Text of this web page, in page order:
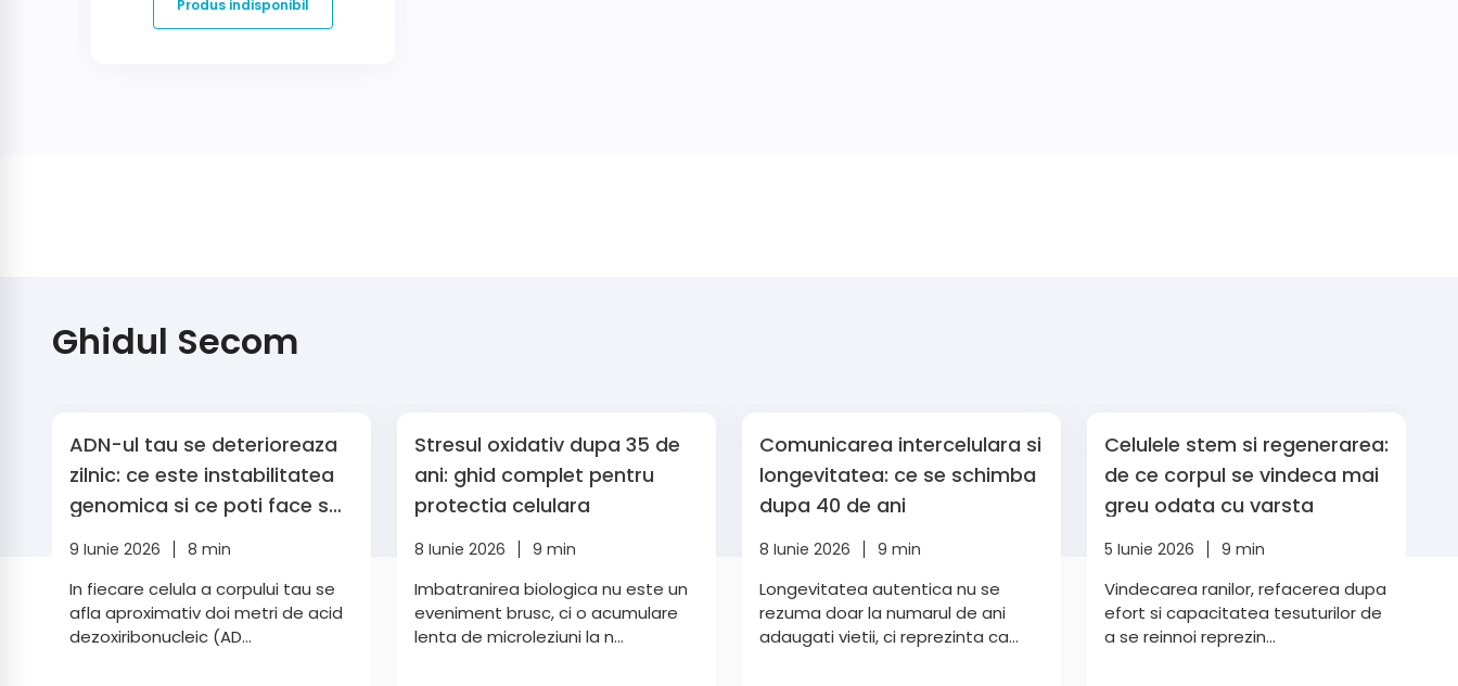
Produs indisponibil
Ghidul Secom
ADN-ul tau se deterioreaza
zilnic: ce este instabilitatea
genomica si ce poti face sa
te protejezi
9 Iunie 2026 8 min
In fiecare celula a corpului tau se
afla aproximativ doi metri de acid
dezoxiribonucleic (AD...
Stresul oxidativ dupa 35 de
ani: ghid complet pentru
protectia celulara
8 Iunie 2026 9 min
Imbatranirea biologica nu este un
eveniment brusc, ci o acumulare
lenta de microleziuni la n...
Comunicarea intercelulara si
longevitatea: ce se schimba
dupa 40 de ani
8 Iunie 2026 9 min
Longevitatea autentica nu se
rezuma doar la numarul de ani
adaugati vietii, ci reprezinta ca...
Celulele stem si regenerarea:
de ce corpul se vindeca mai
greu odata cu varsta
5 Iunie 2026 9 min
Vindecarea ranilor, refacerea dupa
efort si capacitatea tesuturilor de
a se reinnoi reprezin...